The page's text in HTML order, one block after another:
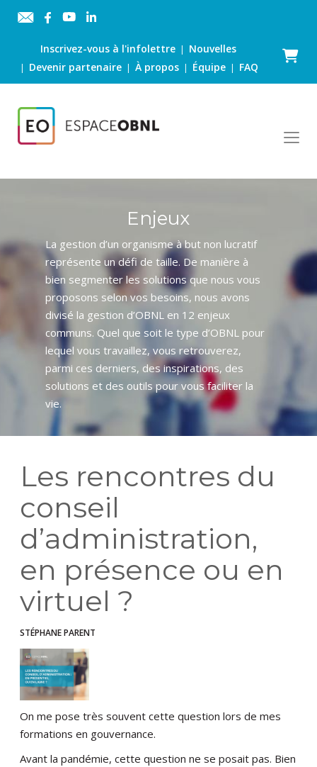
Inscrivez-vous à l'infolettre| Nouvelles
| Devenir partenaire |À propos | Équipe | FAQ
Panier
Enjeux
La gestion d’un organisme à but non lucratif
représente un défi de taille. De manière à
bien segmenter les solutions que nous vous
proposons selon vos besoins, nous avons
divisé la gestion d’OBNL en 12 enjeux
communs. Quel que soit le type d’OBNL pour
lequel vous travaillez, vous retrouverez,
parmi ces derniers, des inspirations, des
solutions et des outils pour vous faciliter la
vie.
Les rencontres du
conseil
d’administration,
en présence ou en
virtuel ?
STÉPHANE PARENT
On me pose très souvent cette question lors de mes
formations en gouvernance.
Avant la pandémie, cette question ne se posait pas. Bien